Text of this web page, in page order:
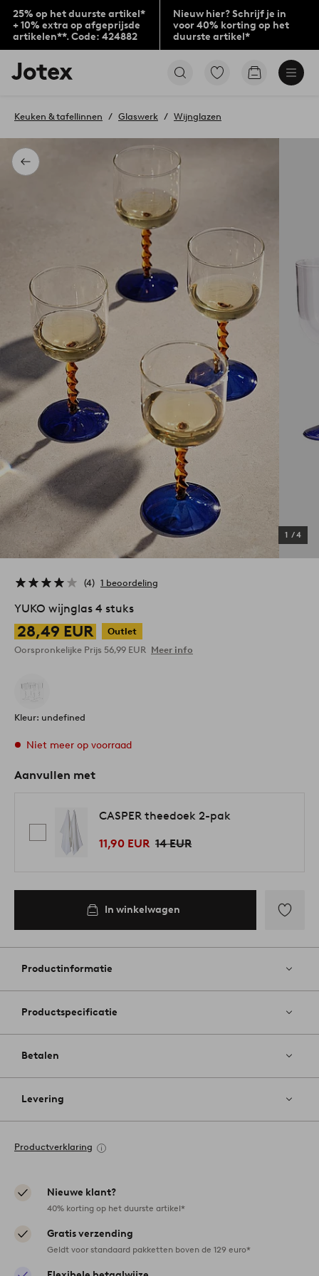
25% op het duurste artikel*
+ 10% extra op afgeprijsde
artikelen**. Code: 424882
Nieuw hier? Schrijf je in
voor 40% korting op het
duurste artikel*
Jotex
logo
to
home
page
Ga
gemarkeerde
Go
Terug
Keuken & tafellinnen Glaswerk Wijnglazen
1 /4
4 1 beoordeling
YUKO wijnglas 4 stuks
28,49 EUR
Outlet
Oorspronkelijke Prijs 56,99 EUR Meer info
Kleur: undefined
Niet meer op voorraad
Aanvullen met
CASPER theedoek 2-pak
11,90 EUR 14 EUR
In winkelwagen
aan
Productinformatie
Productspecificatie
Betalen
Levering
Productverklaring
Nieuwe klant?
40% korting op het duurste artikel*
Gratis verzending
Geldt voor standaard pakketten boven de 129 euro*